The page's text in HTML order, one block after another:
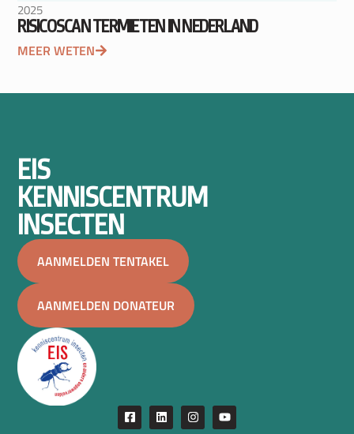
2025
RISICOSCAN TERMIETEN IN NEDERLAND
MEER WETEN
EIS
KENNISCENTRUM
INSECTEN
AANMELDEN TENTAKEL
AANMELDEN DONATEUR